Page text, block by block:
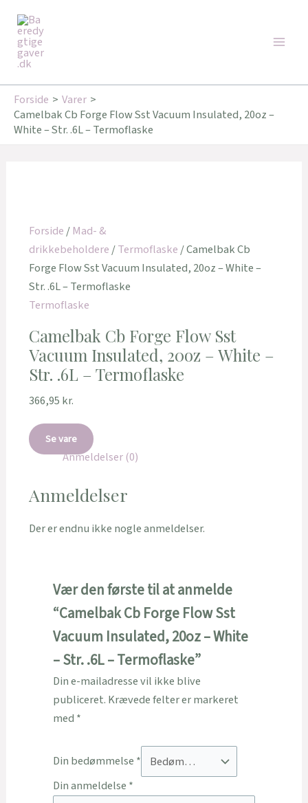
indholdet
Forside
Varer
Camelbak Cb Forge Flow Sst Vacuum Insulated, 20oz –
White – Str. .6L – Termoflaske
Forside/Mad- &
drikkebeholdere/Termoflaske/ Camelbak Cb
Forge Flow Sst Vacuum Insulated, 20oz – White –
Str. .6L – Termoflaske
Termoflaske
Camelbak Cb Forge Flow Sst
Vacuum Insulated, 20oz – White –
Str. .6L – Termoflaske
366,95 kr.
Se vare
Anmeldelser (0)
Anmeldelser
Der er endnu ikke nogle anmeldelser.
Vær den første til at anmelde
“Camelbak Cb Forge Flow Sst
Vacuum Insulated, 20oz – White
– Str. .6L – Termoflaske”
Din e-mailadresse vil ikke blive
publiceret. Krævede felter er markeret
med *
Din bedømmelse *
Din anmeldelse *
Tilbud!
Tilbud!
249,95 kr..171,00 kr..
Tilbud!
Tilbud!
179,95 kr..162,00 kr..
Tilbud!
Tilbud!
119,95 kr..91,00 kr..